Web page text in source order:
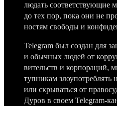
людать соот­ветс­тву­ющие
до тех пор, пока они не
ностям сво­боды и
Telegram был соз­дан для
и обыч­ных людей от
витель­ств и кор­пораций,
тупни­кам
или скры­вать­ся от
Дуров в сво­ем Telegram-